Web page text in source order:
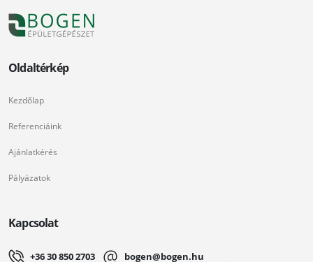
Oldaltérkép
Kezdőlap
Referenciáink
Ajánlatkérés
Pályázatok
Kapcsolat
+36 30 850 2703 bogen@bogen.hu